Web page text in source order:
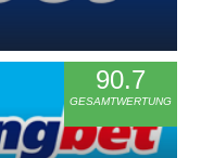
90.7
GESAMTWERTUNG